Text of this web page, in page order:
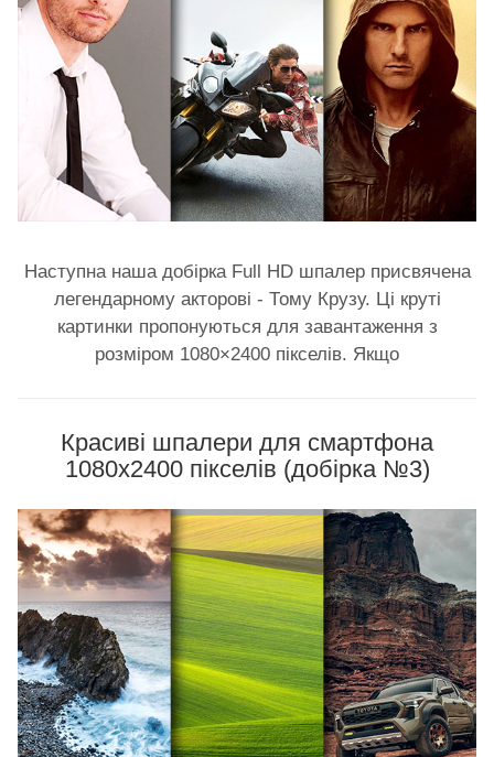
Наступна наша добірка Full HD шпалер присвячена
легендарному акторові - Тому Крузу. Ці круті
картинки пропонуються для завантаження з
розміром 1080×2400 пікселів. Якщо
Красиві шпалери для смартфона
1080x2400 пікселів (добірка №3)